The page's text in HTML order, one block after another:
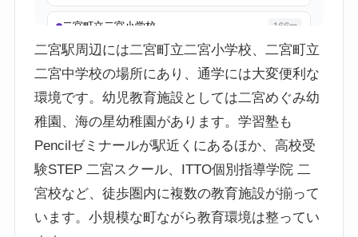
二宮駅周辺には二宮町立二宮小学校、二宮町立
二宮中学校の場所にあり、通学には大変便利な
環境です。幼児教育施設としては二宮めぐみ幼
稚園、海の星幼稚園があります。学習塾も
Pencilゼミナールが駅近くにあるほか、高校受
験STEP 二宮スクール、ITTO個別指導学院 二
宮校など、徒歩圏内に複数の教育施設が揃って
います。小規模な町ながら教育環境は整ってい